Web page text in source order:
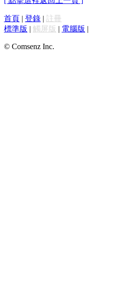
首頁 | 登錄 | 註冊
標準版 | 觸屏版 | 電腦版 |
© Comsenz Inc.